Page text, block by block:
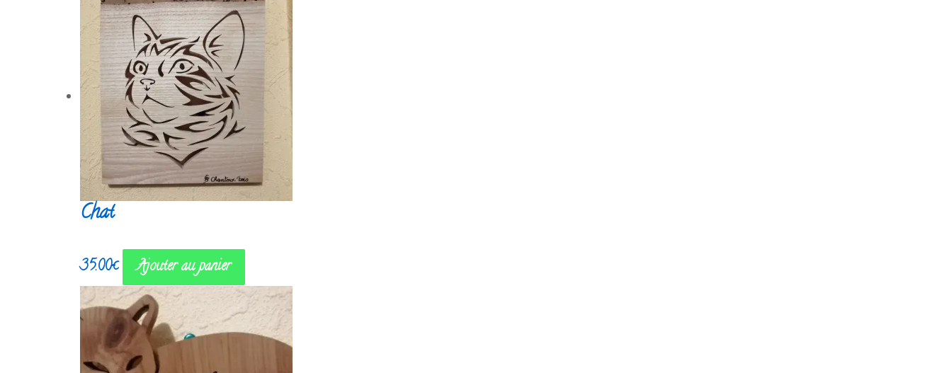
Chat
35.00€ Ajouter au panier